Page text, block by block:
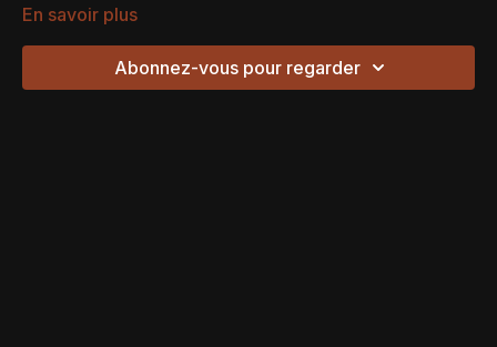
En savoir plus
Abonnez-vous pour regarder